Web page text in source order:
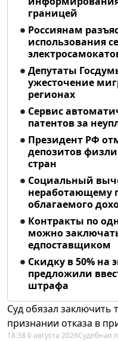
границей
Россиянам
использования
Депутаты
ужесточение
регионах
Сервис
патентов за
Президент РФ
депозитов
стран
Социальный
неработающему
облагаемого
Контракты по
можно
едпоставщиком
Скидку в 50%
предложили
штрафа
Суд обязал заключить
признании отказа в
18:38 6 августа 2026Судебная